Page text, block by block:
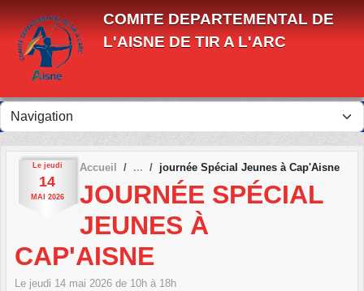
COMITE DEPARTEMENTAL DE
L'AISNE DE TIR A L'ARC
Le jeudi
14
MAI 2026
Accueil journée Spécial Jeunes à Cap'Aisne
JOURNÉE SPÉCIAL
JEUNES À
CAP'AISNE
Le jeudi 14 mai 2026 de 10h à 18h